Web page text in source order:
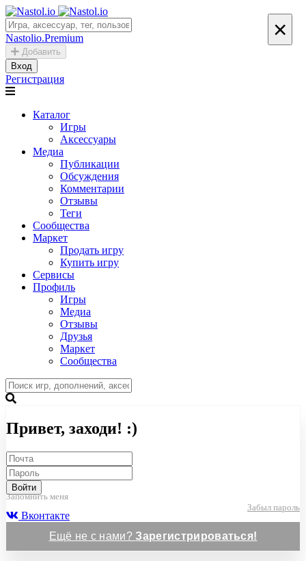
Nastolio.Premium
Добавить
Вход
Регистрация
Каталог
Игры
Аксессуары
Медиа
Публикации
Обсуждения
Комментарии
Отзывы
Теги
Сообщества
Маркет
Продать игру
Купить игру
Сервисы
Профиль
Игры
Медиа
Отзывы
Друзья
Маркет
Сообщества
×
Привет, заходи! :)
Войти
Запомнить меня
Забыл пароль
Вконтакте
Ещё не с нами?Зарегистрироваться!